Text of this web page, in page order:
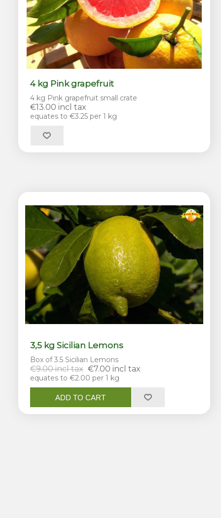
4 kg Pink grapefruit
4 kg Pink grapefruit small crate
€13.00 incl tax
equates to €3.25 per 1 kg
3,5 kg Sicilian Lemons
Box of 3.5 Sicilian Lemons
€9.00 incl tax €7.00 incl tax
equates to €2.00 per 1 kg
ADD TO CART